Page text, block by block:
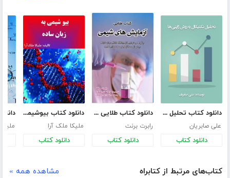
دانلود کتاب تحلیل تکنیکال به روش ژاپنی‌ها
علی صابریان
دانلود کتاب
دانلود کتاب طلایی آزمایش های شیمی
رابرت برنت
دانلود کتاب
دانلود کتاب بیوشیمی به زبان ساده
ملیکا ملک آرا
دانلود کتاب
کتاب‌های مرتبط از کتابراه مشاهده همه »